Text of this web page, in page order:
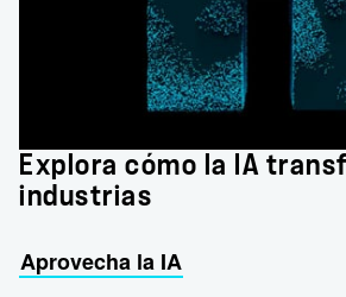
Explora cómo la IA
industrias
Aprovecha la IA